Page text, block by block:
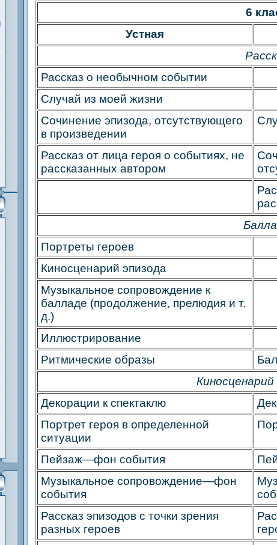
6
Устная
Рассказ о необычном событии
Случай из моей жизни
Сочинение эпизода, отсутствующего
в произведении
Рассказ от лица героя о событиях, не
рассказанных автором
Портреты героев
Киносценарий эпизода
Музыкальное сопровождение к
балладе (продолжение, прелюдия и т.
д.)
Иллюстрирование
Ритмические образы
Декорации к спектаклю
Портрет героя в определенной
ситуации
Пейзаж—фон события
Музыкальное сопровождение—фон
события
Рассказ эпизодов с точки зрения
разных героев